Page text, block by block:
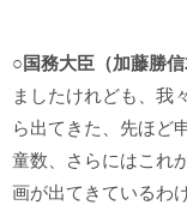
○国務大臣（加藤勝信
ましたけれども、我
ら出てきた、先ほど
童数、さらにはこれ
画が出てきているわ